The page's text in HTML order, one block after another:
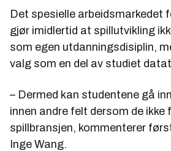
Det spesielle arbeidsmarkedet
gjør imidlertid at spillutvikling
som egen utdanningsdisiplin,
valg som en del av studiet
– Dermed kan studentene gå
innen andre felt dersom de ikke
spillbransjen, kommenterer
Inge Wang.